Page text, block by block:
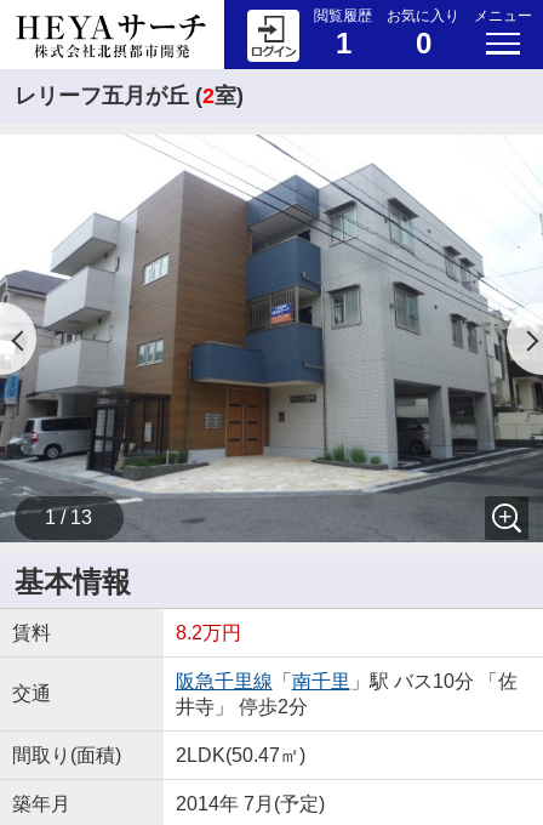
閲覧履歴
1
お気に入り
0
メニュー
レリーフ五月が丘 (2室)
1 / 13
基本情報
賃料 8.2万円
交通
阪急千里線 「 南千里 」駅 バス10分 「佐
井寺」 停歩2分
間取り(面積) 2LDK(50.47㎡)
築年月 2014年 7月(予定)